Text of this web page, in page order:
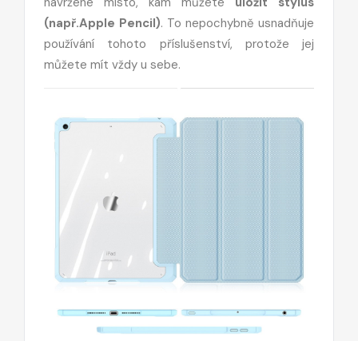
(např.Apple Pencil). To nepochybně usnadňuje
používání tohoto příslušenství, protože jej
můžete mít vždy u sebe.